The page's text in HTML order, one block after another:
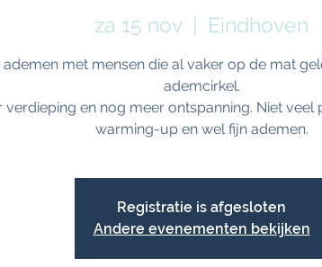
za 15 nov
  |
Eindhoven
ademen met mensen die al vaker op de mat
ademcirkel.
verdieping en nog meer ontspanning. Niet veel
warming-up en wel fijn ademen.
Registratie is afgesloten
Andere evenementen bekijken